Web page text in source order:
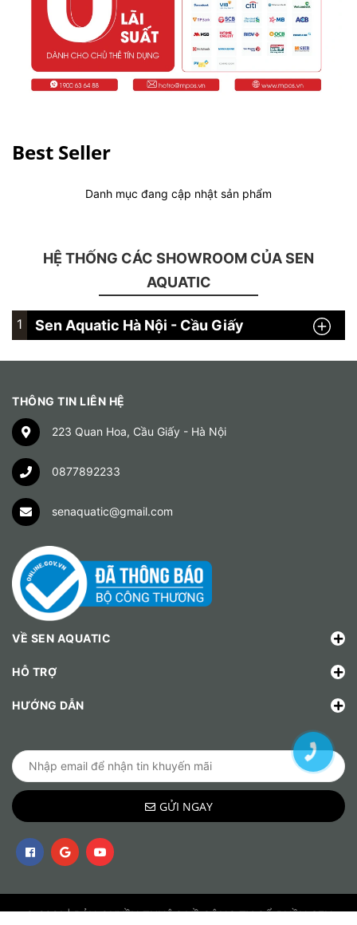
Best Seller
Danh mục đang cập nhật sản phẩm
HỆ THỐNG CÁC SHOWROOM CỦA SEN
AQUATIC
1 Sen Aquatic Hà Nội - Cầu Giấy
THÔNG TIN LIÊN HỆ
223 Quan Hoa, Cầu Giấy - Hà Nội
0877892233
senaquatic@gmail.com
VỀ SEN AQUATIC
HỖ TRỢ
HƯỚNG DẪN
GỬI NGAY
© 2021 | BẢN QUYỀN THUỘC VỀ CÔNG TY CỔ PHẦN SEN